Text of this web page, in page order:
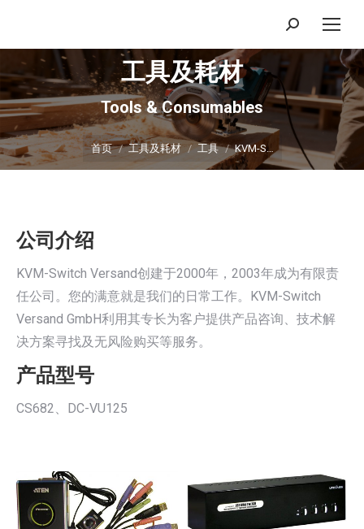
搜
索：
工具及耗材
Tools & Consumables
你在这里：
首页 工具及耗材 工具 KVM-S…
公司介绍
KVM-Switch Versand创建于2000年，2003年成为有限责
任公司。您的满意就是我们的日常工作。KVM-Switch
Versand GmbH利用其专长为客户提供产品咨询、技术解
决方案寻找及无风险购买等服务。
产品型号
CS682、DC-VU125